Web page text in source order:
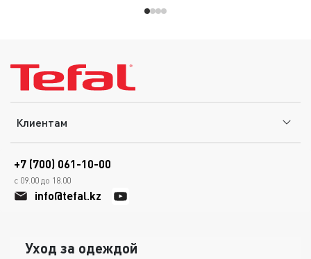
Клиентам
+7 (700) 061-10-00
с 09.00 до 18.00
info@tefal.kz
Уход за одеждой